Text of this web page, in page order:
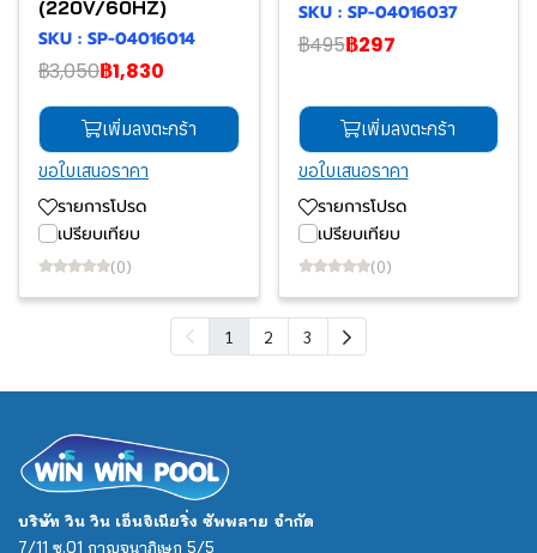
(220V/60HZ)
SKU : SP-04016014
฿3,050฿1,830
เพิ่มลงตะกร้า
ขอใบเสนอราคา
รายการโปรด
เปรียบเทียบ
(0)
SKU : SP-04016037
฿495฿297
เพิ่มลงตะกร้า
ขอใบเสนอราคา
รายการโปรด
เปรียบเทียบ
(0)
1 2 3
บริษัท วิน วิน เอ็นจิเนียริ่ง ซัพพลาย จำกัด
7/11 ซ.01 กาญจนาภิเษก 5/5